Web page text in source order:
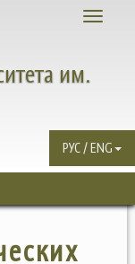
Toggle
им.
РУС / ENG